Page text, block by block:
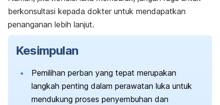
berkonsultasi kepada dokter untuk mendapatkan
penanganan lebih lanjut.
Kesimpulan
Pemilihan perban yang tepat merupakan
langkah penting dalam perawatan luka untuk
mendukung proses penyembuhan dan